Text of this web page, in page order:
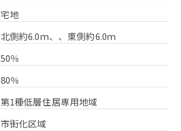
宅地
北側約6.0ｍ、、東側約6.0ｍ
50％
80％
第1種低層住居専用地域
市街化区域